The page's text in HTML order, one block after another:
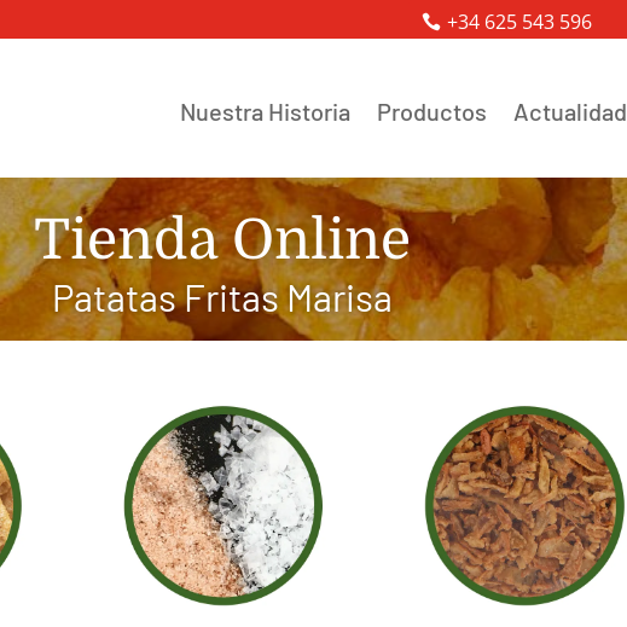
+34 625 543 596
Nuestra Historia Productos Actualidad
Tienda Online
Patatas Fritas Marisa